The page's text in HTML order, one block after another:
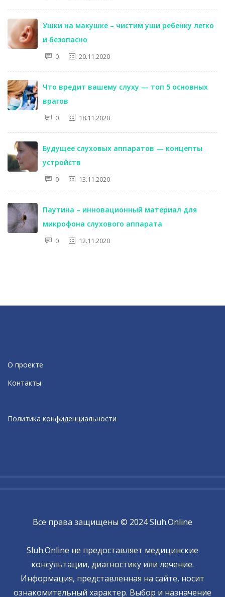
Ушки на макушке – чистим уши ребенку легко
и безопасно
0 20.11.2020
Что вредит вашему слуху — топ 5 основных
врагов
0 18.11.2020
Будущее слуховых аппаратов — концепты
устройств
0 13.11.2020
Паутина – инновационный материал для
микрофона слухового аппарата
0 12.11.2020
О проекте
Контакты
Политика конфиденциальности
Все права защищены © 2024 Sluh.Online
Sluh.Online не предоставляет медицинские
консультации, диагностику или лечение.
Информация, представленная на сайте, носит
ознакомительный характер. Выбор и назначение